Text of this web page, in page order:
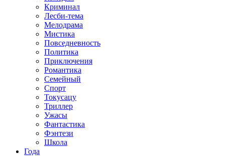
Криминал
Лесби-тема
Мелодрама
Мистика
Повседневность
Политика
Приключения
Романтика
Семейный
Спорт
Токусацу
Триллер
Ужасы
Фантастика
Фэнтези
Школа
Года